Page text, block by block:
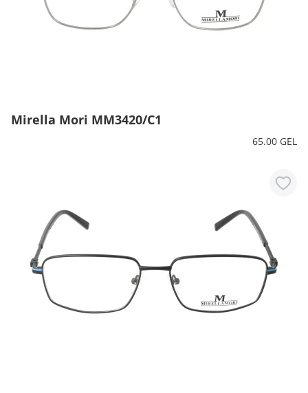
აქსესუარები
Mirella Mori MM3420/C1
65.00 GEL